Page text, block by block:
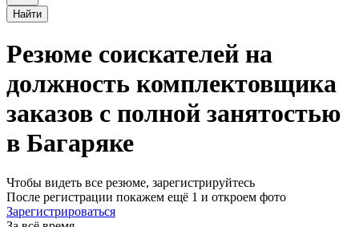
Найти
Резюме соискателей на
должность комплектовщика
заказов с полной занятостью
в Багаряке
Чтобы видеть все резюме, зарегистрируйтесь
После регистрации покажем ещё 1 и откроем фото
Зарегистрироваться